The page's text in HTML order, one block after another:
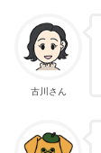
古川さん